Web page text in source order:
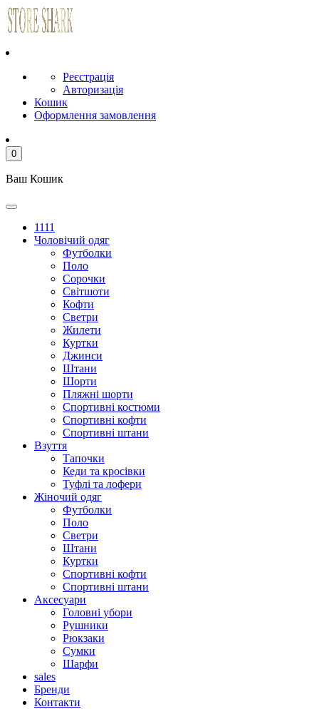
Реєстрація
Авторизація
Кошик
Оформлення замовлення
0
Ваш Кошик
1111
Чоловічий одяг
Футболки
Поло
Сорочки
Світшоти
Кофти
Светри
Жилети
Куртки
Джинси
Штани
Шорти
Пляжні шорти
Спортивні костюми
Спортивні кофти
Спортивні штани
Взуття
Тапочки
Кеди та кросівки
Туфлі та лофери
Жіночий одяг
Футболки
Поло
Светри
Штани
Куртки
Cпортивні кофти
Спортивні штани
Аксесуари
Головні убори
Рушники
Рюкзаки
Сумки
Шарфи
sales
Бренди
Контакти